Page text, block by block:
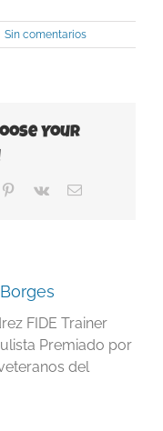
Sin comentarios
Your
Pinterest
Vk
Correo
FIDE Trainer
Premiado por
del